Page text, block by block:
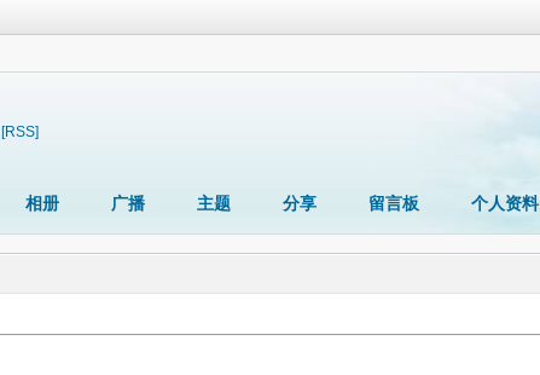
[RSS]
相册 广播 主题 分享 留言板 个人资料